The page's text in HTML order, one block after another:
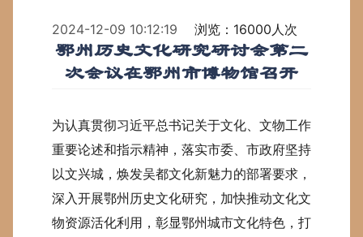
2024-12-09 10:12:19 浏览：16000人次
鄂州历史文化研究研讨会第二
次会议在鄂州市博物馆召开
为认真贯彻习近平总书记关于文化、文物工作
重要论述和指示精神，落实市委、市政府坚持
以文兴城，焕发吴都文化新魅力的部署要求，
深入开展鄂州历史文化研究，加快推动文化文
物资源活化利用，彰显鄂州城市文化特色，打